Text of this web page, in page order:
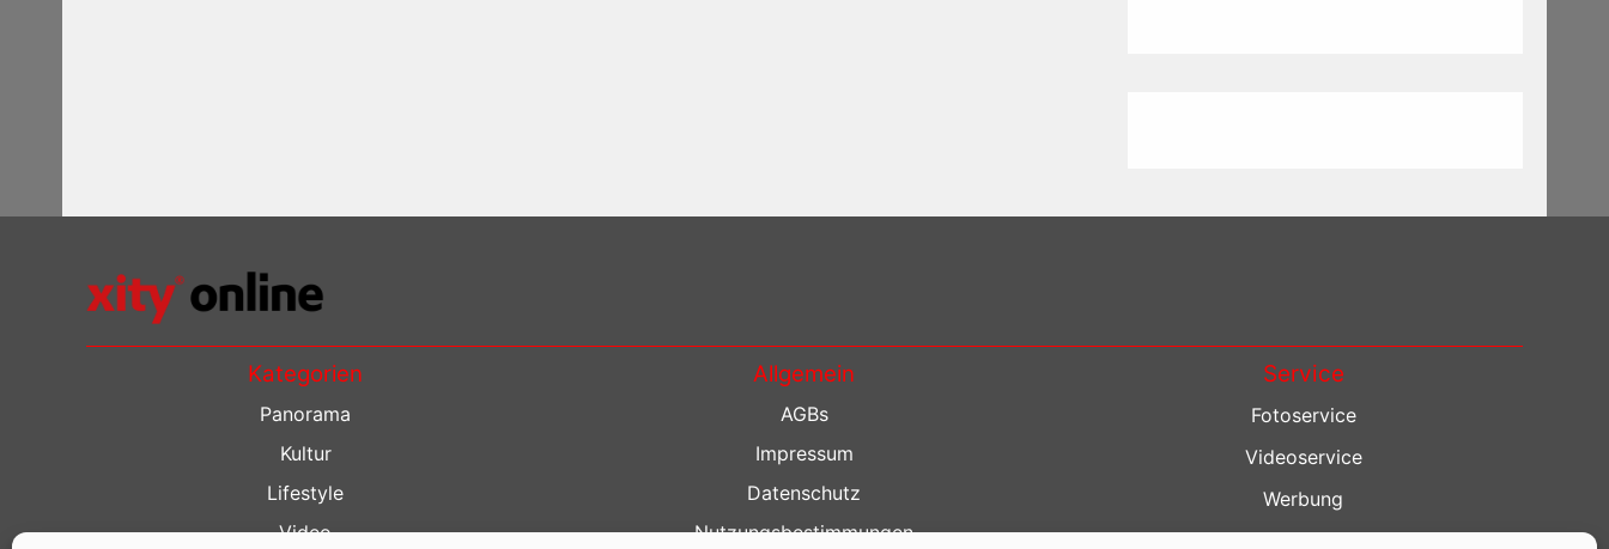
Kategorien
Panorama
Kultur
Lifestyle
Video
Allgemein
AGBs
Impressum
Datenschutz
Nutzungsbestimmungen
Service
Fotoservice
Videoservice
Werbung